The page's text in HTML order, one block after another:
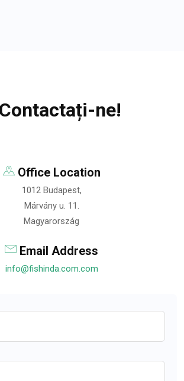
ne!
Office Location
1012 Budapest,
Márvány u. 11.
Magyarország
Email Address
info@fishinda.com.com